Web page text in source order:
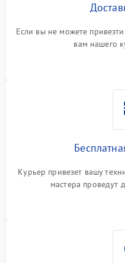
Если вы не можете
вам нашего
Курьер привезет вашу
мастера проведут